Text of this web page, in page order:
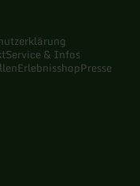
Service & Infos
ErlebnisshopPresse